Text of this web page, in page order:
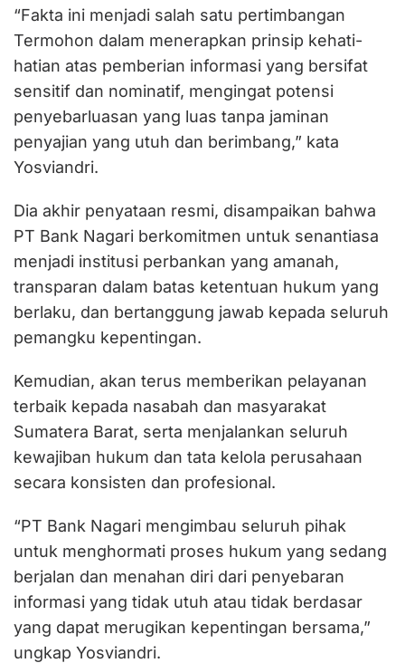
“Fakta ini menjadi salah satu pertimbangan
Termohon dalam menerapkan prinsip kehati-
hatian atas pemberian informasi yang bersifat
sensitif dan nominatif, mengingat potensi
penyebarluasan yang luas tanpa jaminan
penyajian yang utuh dan berimbang,” kata
Yosviandri.
Dia akhir penyataan resmi, disampaikan bahwa
PT Bank Nagari berkomitmen untuk senantiasa
menjadi institusi perbankan yang amanah,
transparan dalam batas ketentuan hukum yang
berlaku, dan bertanggung jawab kepada seluruh
pemangku kepentingan.
Kemudian, akan terus memberikan pelayanan
terbaik kepada nasabah dan masyarakat
Sumatera Barat, serta menjalankan seluruh
kewajiban hukum dan tata kelola perusahaan
secara konsisten dan profesional.
“PT Bank Nagari mengimbau seluruh pihak
untuk menghormati proses hukum yang sedang
berjalan dan menahan diri dari penyebaran
informasi yang tidak utuh atau tidak berdasar
yang dapat merugikan kepentingan bersama,”
ungkap Yosviandri.